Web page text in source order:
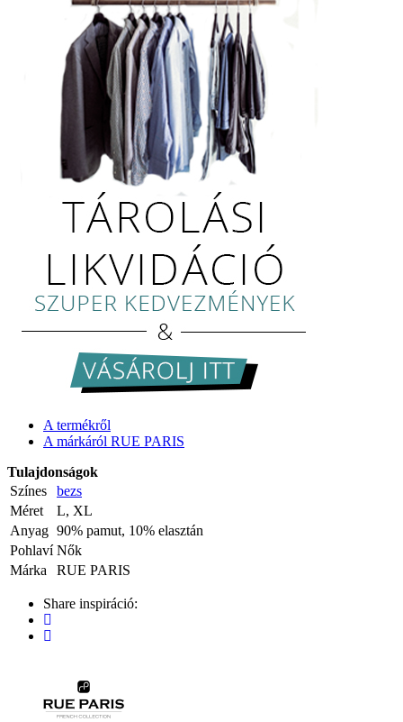
A termékről
A márkáról RUE PARIS
Tulajdonságok
Színes
bezs
Méret
L, XL
Anyag 90% pamut, 10% elasztán
Pohlaví Nők
Márka
RUE PARIS
Share inspiráció: